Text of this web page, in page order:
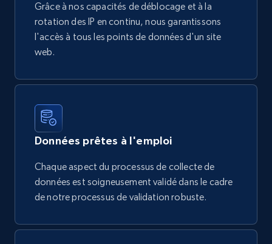
Grâce à nos capacités de déblocage et à la
rotation des IP en continu, nous garantissons
l'accès à tous les points de données d'un site
web.
Données prêtes à l'emploi
Chaque aspect du processus de collecte de
données est soigneusement validé dans le cadre
de notre processus de validation robuste.